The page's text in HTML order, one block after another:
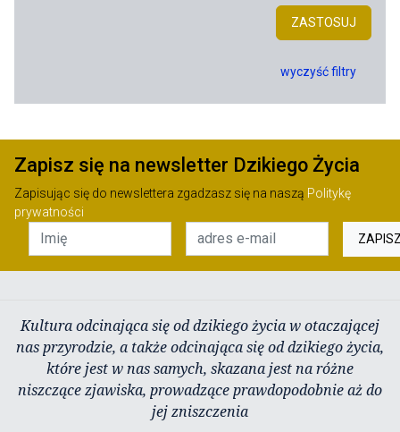
ZASTOSUJ
wyczyść filtry
Zapisz się na newsletter Dzikiego Życia
Zapisując się do newslettera zgadzasz się na naszą Politykę
prywatności
Kultura odcinająca się od dzikiego życia w otaczającej
nas przyrodzie, a także odcinająca się od dzikiego życia,
które jest w nas samych, skazana jest na różne
niszczące zjawiska, prowadzące prawdopodobnie aż do
jej zniszczenia